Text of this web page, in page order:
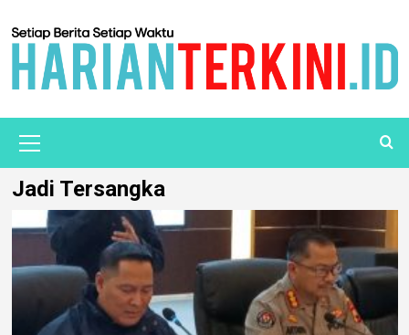
Jadi Tersangka